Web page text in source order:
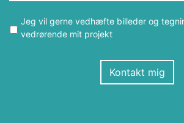
Jeg vil gerne vedhæfte billeder og
vedrørende mit projekt
Kontakt mig